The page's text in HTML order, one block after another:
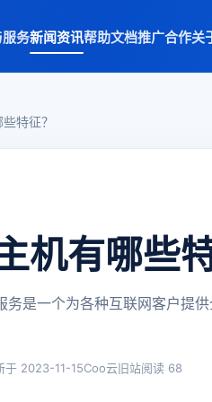
务新闻资讯帮助文档推广合作关
特征？
机有哪些
务是一个为各种互联网客户提
于 2023-11-15Coo云旧站阅读 68